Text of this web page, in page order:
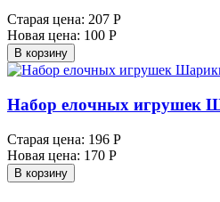
Старая цена: 207 Р
Новая цена: 100 Р
В корзину
Набор елочных игрушек
Старая цена: 196 Р
Новая цена: 170 Р
В корзину